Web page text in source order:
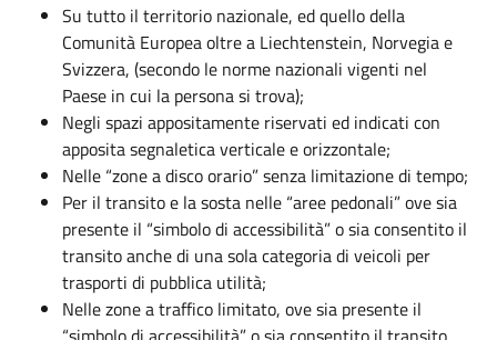
Su tutto il territorio nazionale, ed quello della
Comunità Europea oltre a Liechtenstein, Norvegia e
Svizzera, (secondo le norme nazionali vigenti nel
Paese in cui la persona si trova);
Negli spazi appositamente riservati ed indicati con
apposita segnaletica verticale e orizzontale;
Nelle “zone a disco orario” senza limitazione di tempo;
Per il transito e la sosta nelle “aree pedonali” ove sia
presente il “simbolo di accessibilità” o sia consentito il
transito anche di una sola categoria di veicoli per
trasporti di pubblica utilità;
Nelle zone a traffico limitato, ove sia presente il